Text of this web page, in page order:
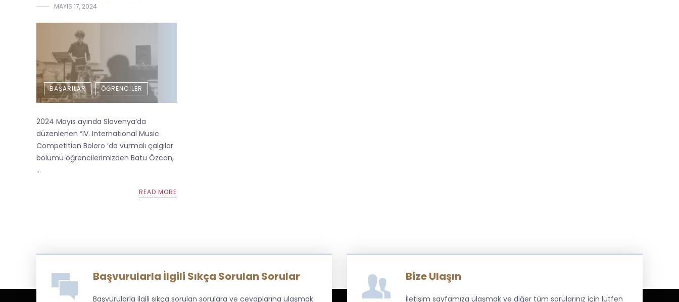
MAYIS 17, 2024
BAŞARILAR ÖĞRENCILER
2024 Mayıs ayında Slovenya’da
düzenlenen “IV. International Music
Competition Bolero ’da vurmalı çalgılar
bölümü öğrencilerimizden Batu Özcan,
...
READ MORE
Başvurularla İlgili Sıkça Sorulan Sorular
Başvurularla ilgili sıkça sorulan sorulara ve cevaplarına ulaşmak
Bize Ulaşın
İletişim sayfamıza ulaşmak ve diğer tüm sorularınız için lütfen